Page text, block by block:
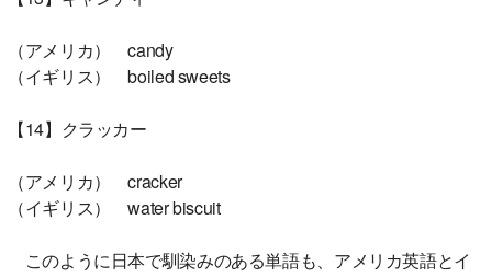
（アメリカ） candy
（イギリス） boiled sweets
【14】クラッカー
（アメリカ） cracker
（イギリス） water biscuit
このように日本で馴染みのある単語も、アメリカ英語とイ